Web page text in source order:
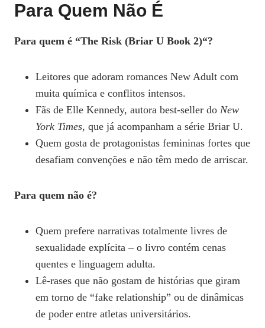
Para Quem Não É
Para quem é “The Risk (Briar U Book 2)“?
Leitores que adoram romances New Adult com
muita química e conflitos intensos.
Fãs de Elle Kennedy, autora best‑seller do New
York Times, que já acompanham a série Briar U.
Quem gosta de protagonistas femininas fortes que
desafiam convenções e não têm medo de arriscar.
Para quem não é?
Quem prefere narrativas totalmente livres de
sexualidade explícita – o livro contém cenas
quentes e linguagem adulta.
Lê‑rases que não gostam de histórias que giram
em torno de “fake relationship” ou de dinâmicas
de poder entre atletas universitários.